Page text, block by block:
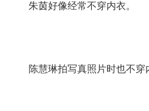
朱茵好像经常不穿内衣。
陈慧琳拍写真照片时也不穿